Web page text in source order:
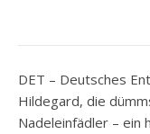
DET – Deutsches
Hildegard, die
Nadeleinfädler – ein